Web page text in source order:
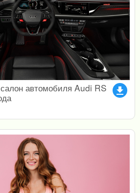
file_download
автомобиля Audi RS